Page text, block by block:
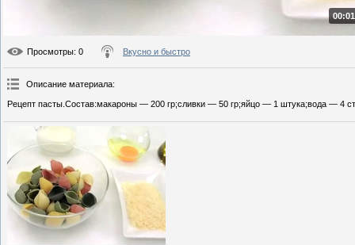
Просмотры: 0 Вкусно и быстро
Описание материала:
Рецепт пасты.Состав:макароны — 200 гр;сливки — 50 гр;яйцо — 1 штука;вода — 4